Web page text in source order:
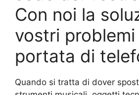
Con noi la
vostri problemi
portata di
Quando si tratta di dover